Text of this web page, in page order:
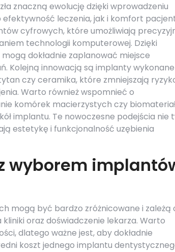
znaczną ewolucję dzięki wprowadzeniu
leczenia, jak i komfort
cyfrowych, które umożliwiają
technologii komputerowej. Dzięki
dokładnie zaplanować miejsce
Kolejną innowacją są implanty
czy ceramika, które zmniejszają
Warto również wspomnieć o
komórek macierzystych czy
implantu. Te nowoczesne podejścia nie
estetykę i funkcjonalność uzębienia
wyborem
mogą być bardzo zróżnicowane i zależą
oraz doświadczenie lekarza. Warto
dlatego ważne jest, aby dokładnie
koszt jednego implantu